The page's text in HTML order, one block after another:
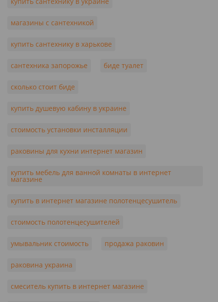
магазины с сантехникой
купить сантехнику в харькове
сантехника запорожье биде туалет
сколько стоит биде
купить душевую кабину в украине
стоимость установки инсталляции
раковины для кухни интернет магазин
купить мебель для ванной комнаты в интернет
магазине
купить в интернет магазине полотенцесушитель
стоимость полотенцесушителей
умывальник стоимость продажа раковин
раковина украина
смеситель купить в интернет магазине